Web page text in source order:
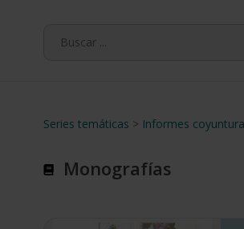
Series temáticas > Informes
Monografías